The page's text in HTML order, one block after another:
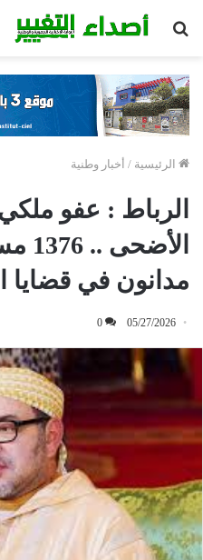
الرئيسية / أخبار وطنية
الرباط : عفو
مدانون في قضايا
05/27/2026
0